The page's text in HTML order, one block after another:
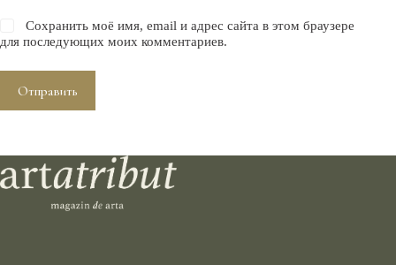
Сохранить моё имя, email и адрес сайта в этом браузере
для последующих моих комментариев.
Отправить